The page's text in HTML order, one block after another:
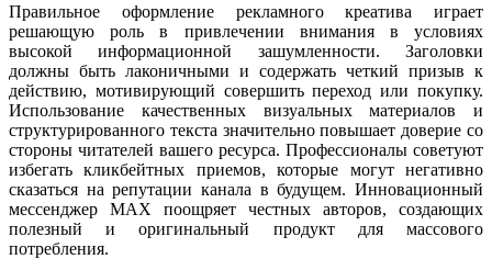
Правильное оформление рекламного креатива играет
решающую роль в привлечении внимания в условиях
высокой информационной зашумленности. Заголовки
должны быть лаконичными и содержать четкий призыв к
действию, мотивирующий совершить переход или покупку.
Использование качественных визуальных материалов и
структурированного текста значительно повышает доверие со
стороны читателей вашего ресурса. Профессионалы советуют
избегать кликбейтных приемов, которые могут негативно
сказаться на репутации канала в будущем. Инновационный
мессенджер MAX поощряет честных авторов, создающих
полезный и оригинальный продукт для массового
потребления.